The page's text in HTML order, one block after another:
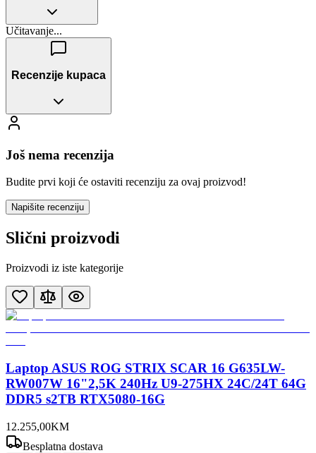
Učitavanje...
Recenzije kupaca
Još nema recenzija
Budite prvi koji će ostaviti recenziju za ovaj proizvod!
Napišite recenziju
Slični proizvodi
Proizvodi iz iste kategorije
Laptop ASUS ROG STRIX SCAR 16 G635LW-
RW007W 16"2,5K 240Hz U9-275HX 24C/24T 64G
DDR5 s2TB RTX5080-16G
12.255,00KM
Besplatna dostava